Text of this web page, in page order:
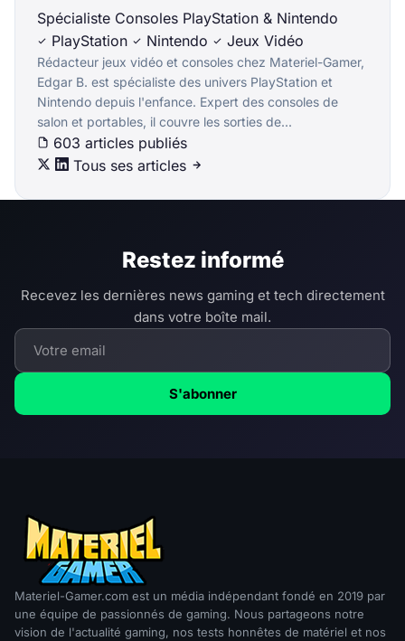
Spécialiste Consoles PlayStation & Nintendo
PlayStation
Nintendo Jeux Vidéo
Rédacteur jeux vidéo et consoles chez Materiel-Gamer,
Edgar B. est spécialiste des univers PlayStation et
Nintendo depuis l'enfance. Expert des consoles de
salon et portables, il couvre les sorties de...
603 articles publiés
Tous ses articles
Restez informé
Recevez les dernières news gaming et tech directement
dans votre boîte mail.
S'abonner
Materiel-Gamer.com est un média indépendant fondé en 2019 par
une équipe de passionnés de gaming. Nous partageons notre
vision de l'actualité gaming, nos tests honnêtes de matériel et nos